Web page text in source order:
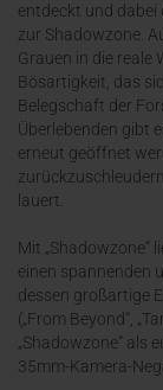
entdeckt und dabei
zur Shadowzone.
Grauen in die reale
Bösartigkeit, das
Belegschaft der
Überlebenden gibt
erneut geöffnet
lauert.
Mit „Shadowzone“
einen spannenden
dessen großartige
(„From Beyond“,
„Shadowzone“ als
35mm-Kamera-